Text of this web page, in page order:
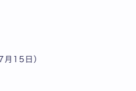
月15日）